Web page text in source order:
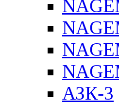
АЗК-3